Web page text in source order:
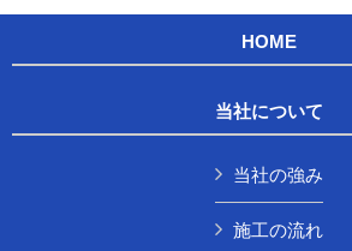
HOME
当社について
当社の強み
施工の流れ